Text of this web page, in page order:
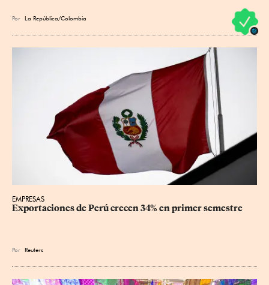
Por La República/Colombia
EMPRESAS
Exportaciones de Perú crecen 34% en primer semestre
Por Reuters